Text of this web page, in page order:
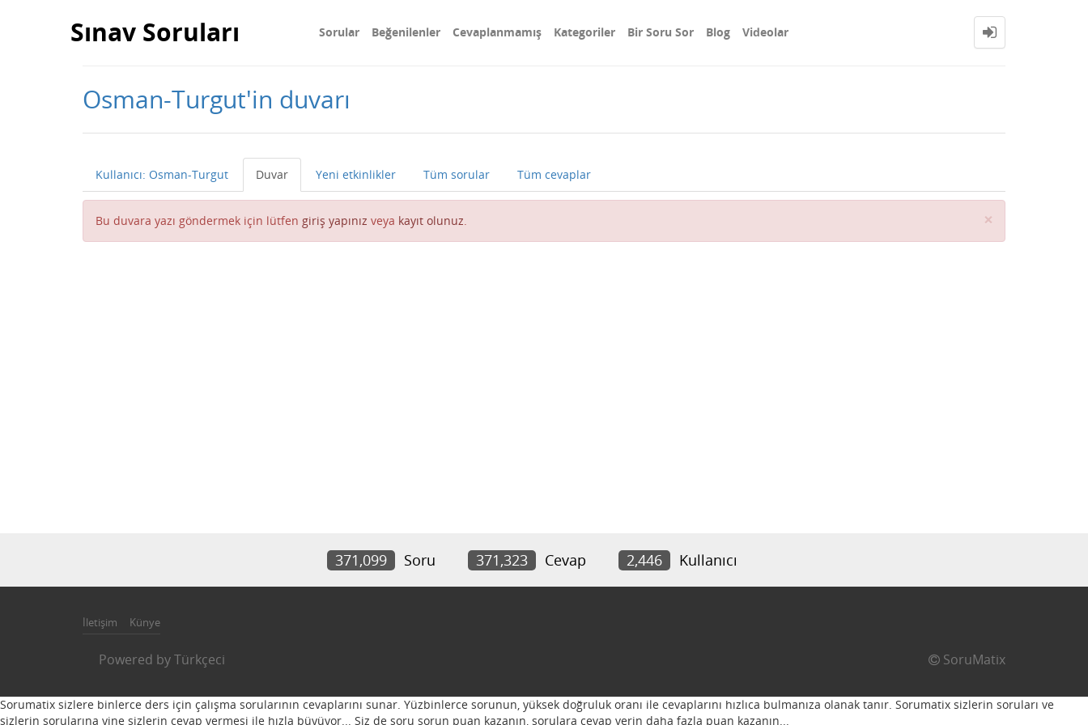
Sınav Soruları Sorular Beğenilenler Cevaplanmamış Kategoriler Bir Soru Sor Blog Videolar
Osman-Turgut'in duvarı
Kullanıcı: Osman-Turgut Duvar Yeni etkinlikler Tüm sorular Tüm cevaplar
Bu duvara yazı göndermek için lütfen giriş yapınız veya kayıt olunuz. ×
371,099 Soru 371,323 Cevap 2,446 Kullanıcı
İletişim Künye
Powered byTürkçeci SoruMatix
Sorumatix sizlere binlerce ders için çalışma sorularının cevaplarını sunar. Yüzbinlerce sorunun, yüksek doğruluk oranı ile cevaplarını hızlıca bulmanıza olanak tanır. Sorumatix sizlerin soruları ve
sizlerin sorularına yine sizlerin cevap vermesi ile hızla büyüyor... Siz de soru sorun puan kazanın, sorulara cevap verin daha fazla puan kazanın...